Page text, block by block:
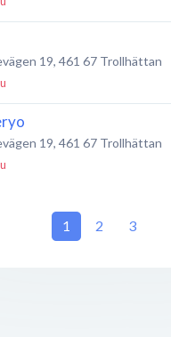
19, 461 67 Trollhättan
19, 461 67 Trollhättan
461 67Trollhättan
1 2 3